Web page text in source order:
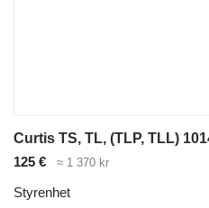
125 € ≈ 1 370 kr
Styrenhet